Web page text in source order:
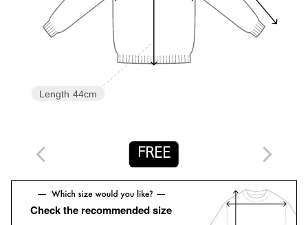
ご了承ください。
※商品の色味の目安は、商品単体の画像をご参照ください。
店舗へお問い合わせの際は、全国のNICE WEATHER各店舗まで
下記の品名/品番をお申し付けください。
品名：▼NW COMPACT CGN 品番：92286000001
注文キャンセル
対象外商品 裾上げについて
Length 44cm
FREE
Check the recommended size